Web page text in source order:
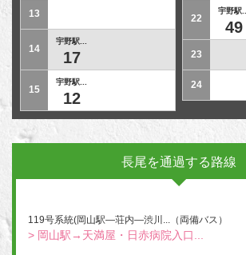
13
14
宇野駅...
17
15
宇野駅...
12
22
宇野駅...
49
23
24
長尾を通過する路線
119号系統(岡山駅―荘内―渋川...（両備バス）
> 岡山駅→天満屋・日赤病院入口...